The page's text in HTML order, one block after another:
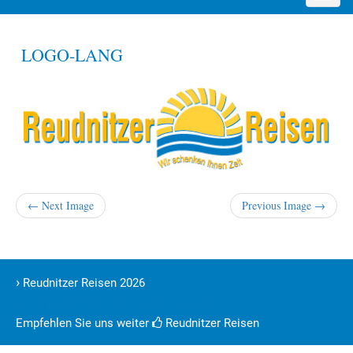
LOGO-LANG
← Next Image Previous Image →
› Reudnitzer Reisen 2026
Empfehlen Sie uns weiter
Reudnitzer Reisen